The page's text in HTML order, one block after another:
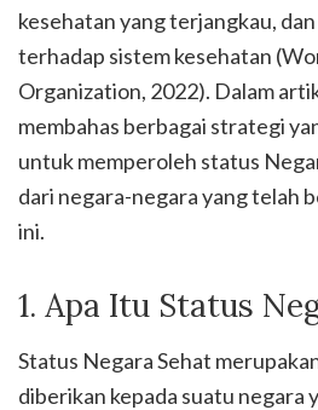
kesehatan yang terjangkau,
terhadap sistem kesehatan
Organization, 2022). Dalam
membahas berbagai strategi
untuk memperoleh status
dari negara-negara yang telah
ini.
1. Apa Itu Status
Status Negara Sehat
diberikan kepada suatu negara